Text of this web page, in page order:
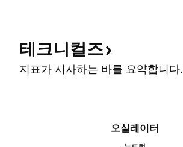
테크니컬즈
지표가 시사하는 바를 요약합니다.
오실레이터